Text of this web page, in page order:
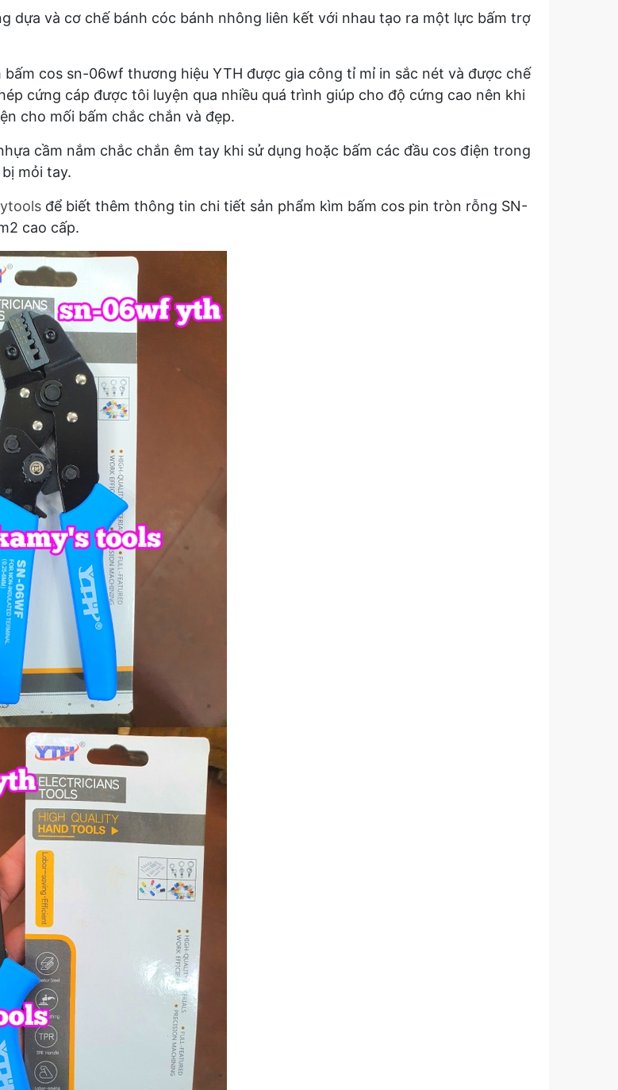
dựa và cơ chế bánh cóc bánh nhông liên kết với nhau tạo ra một lực bấm trợ
bấm cos sn-06wf thương hiệu YTH được gia công tỉ mỉ in sắc nét và được chế
cứng cáp được tôi luyện qua nhiều quá trình giúp cho độ cứng cao nên khi
cho mối bấm chắc chắn và đẹp.
cầm nắm chắc chắn êm tay khi sử dụng hoặc bấm các đầu cos điện trong
mỏi tay.
để biết thêm thông tin chi tiết sản phẩm kìm bấm cos pin tròn rỗng SN-
cao cấp.